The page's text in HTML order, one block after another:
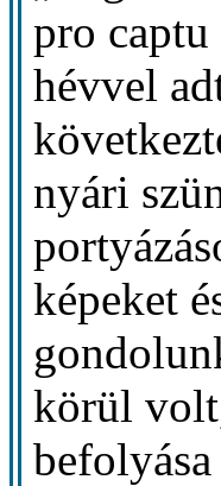
pro
hévvel
nyári
képeket
körül